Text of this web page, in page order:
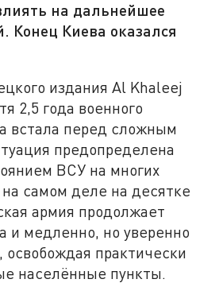
на дальнейшее
Конец Киева оказался
издания Al Khaleej
2,5 года военного
встала перед сложным
предопределена
ВСУ на многих
самом деле на десятке
армия продолжает
и медленно, но уверенно
освобождая практически
населённые пункты.